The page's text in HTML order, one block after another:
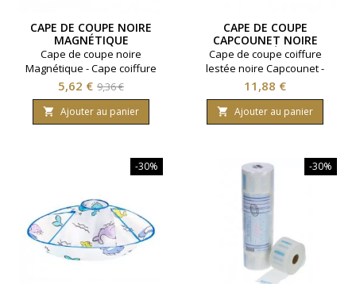
CAPE DE COUPE NOIRE
MAGNÉTIQUE
Cape de coupe noire
Magnétique - Cape coiffure
Lestée - Antidérapante.
Prix
5,62 € Prix
de
base
9,36 €
 Ajouter au panier
CAPE DE COUPE
CAPCOUNET NOIRE
LESTÉE
Cape de coupe coiffure
lestée noire Capcounet -
Coloris noir.
Prix
11,88 €
 Ajouter au panier
-30% -30%